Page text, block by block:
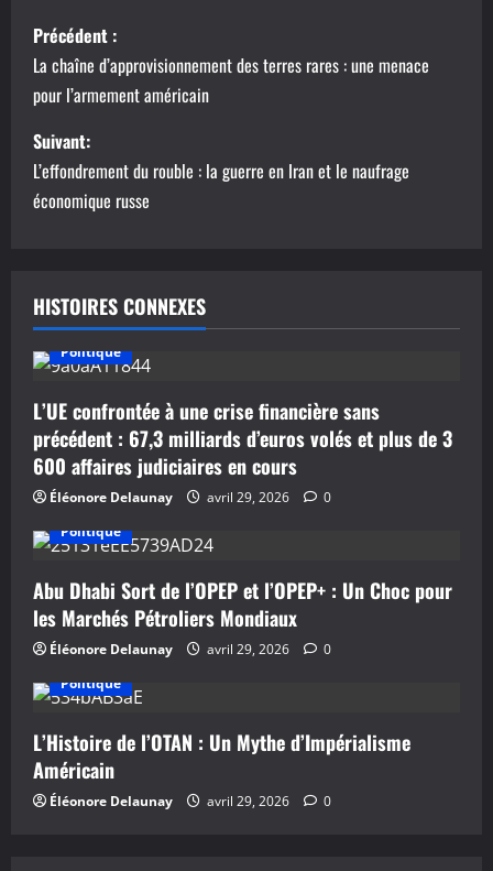
N
a
v
i
g
t
i
o
n
d
’
a
r
t
c
l
Précédent :
La chaîne d’approvisionnement des terres rares : une menace
pour l’armement américain
Suivant:
L’effondrement du rouble : la guerre en Iran et le naufrage
économique russe
HISTOIRES CONNEXES
Politique
L’UE confrontée à une crise financière sans
précédent : 67,3 milliards d’euros volés et plus de 3
600 affaires judiciaires en cours
Éléonore Delaunay avril 29, 2026
0
Politique
Abu Dhabi Sort de l’OPEP et l’OPEP+ : Un Choc pour
les Marchés Pétroliers Mondiaux
Éléonore Delaunay avril 29, 2026
0
Politique
L’Histoire de l’OTAN : Un Mythe d’Impérialisme
Américain
Éléonore Delaunay avril 29, 2026 0